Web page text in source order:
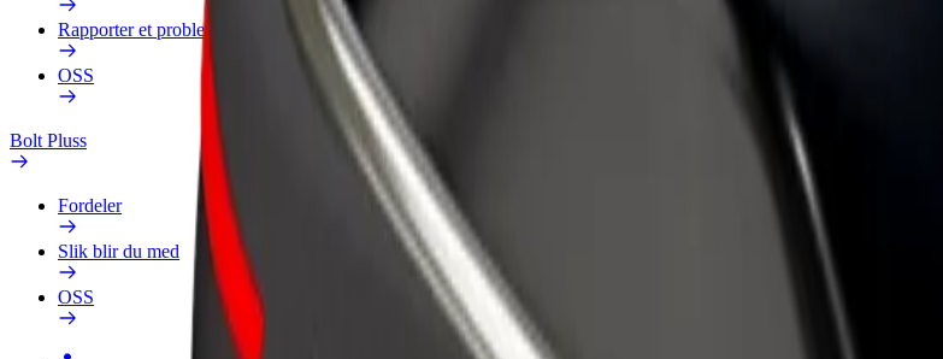
Rapporter et problem
OSS
Bolt Pluss
Fordeler
Slik blir du med
OSS